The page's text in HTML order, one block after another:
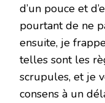
d’un pouce et
pourtant de ne
ensuite, je
telles sont les
scrupules, et je
consens à un